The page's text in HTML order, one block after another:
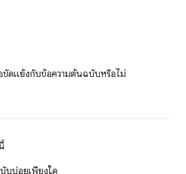
ขัดแย้งกับข้อความต้นฉบับหรือไม่
บบ่อยเพียงใด